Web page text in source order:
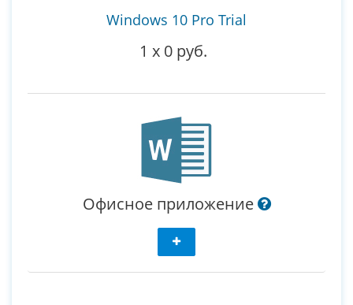
Windows 10 Pro Trial
1 x 0 руб.
Офисное приложение